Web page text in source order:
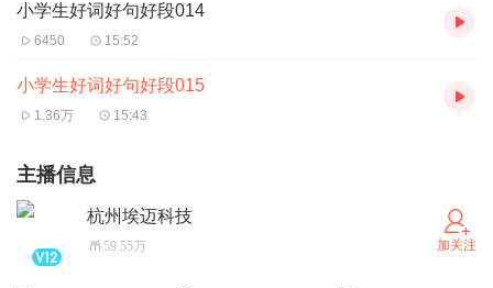
小学生好词好句好段014
6450 15:52
小学生好词好句好段015
1.36万 15:43
主播信息
杭州埃迈科技
59.55万 加关注